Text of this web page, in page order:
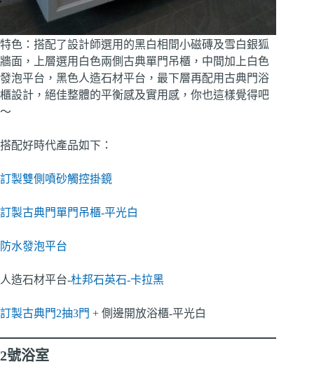
特色：搭配了設計師選用的黑白相間小磁磚及雪白銀狐
牆面，上層選用白色兩側古典單門吊櫃，中間加上白色
發泡平台，黑色人造石材平台，最下層再配用古典門浴
櫃設計，絕佳整體的平衡感及實用感，你也這樣覺得吧
～
搭配好時代產品如下：
訂製雙側噴砂觸控掛鏡
訂製古典門單門吊櫃-平光白
防水發泡平台
人造石材平台-杜邦石英石-卡拉黑
訂製古典門2抽3門 + 側邊開放浴櫃-平光白
2號浴室